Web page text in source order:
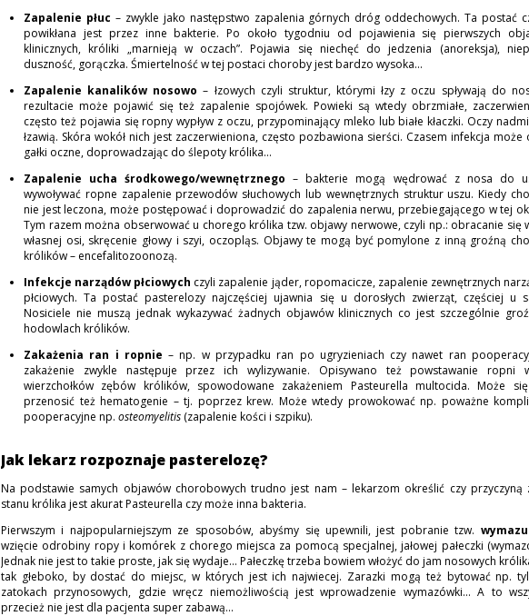
Zapalenie płuc – zwykle jako następstwo zapalenia górnych dróg oddechowych. Ta postać
powikłana jest przez inne bakterie. Po około tygodniu od pojawienia się pierwszych
klinicznych, króliki „marnieją w oczach”. Pojawia się niechęć do jedzenia (anoreksja),
duszność, gorączka. Śmiertelność w tej postaci choroby jest bardzo wysoka...
Zapalenie kanalików nosowo – łzowych czyli struktur, którymi łzy z oczu spływają do
rezultacie może pojawić się też zapalenie spojówek. Powieki są wtedy obrzmiałe,
często też pojawia się ropny wypływ z oczu, przypominający mleko lub białe kłaczki. Oczy
łzawią. Skóra wokół nich jest zaczerwieniona, często pozbawiona sierści. Czasem infekcja może
gałki oczne, doprowadzając do ślepoty królika...
Zapalenie ucha środkowego/wewnętrznego – bakterie mogą wędrować z nosa do
wywoływać ropne zapalenie przewodów słuchowych lub wewnętrznych struktur uszu. Kiedy
nie jest leczona, może postępować i doprowadzić do zapalenia nerwu, przebiegającego w tej
Tym razem można obserwować u chorego królika tzw. objawy nerwowe, czyli np.: obracanie się
własnej osi, skręcenie głowy i szyi, oczopląs. Objawy te mogą być pomylone z inną groźną
królików – encefalitozoonozą.
Infekcje narządów płciowych czyli zapalenie jąder, ropomacicze, zapalenie zewnętrznych
płciowych. Ta postać pasterelozy najczęściej ujawnia się u dorosłych zwierząt, częściej u
Nosiciele nie muszą jednak wykazywać żadnych objawów klinicznych co jest szczególnie
hodowlach królików.
Zakażenia ran i ropnie – np. w przypadku ran po ugryzieniach czy nawet ran
zakażenie zwykle następuje przez ich wylizywanie. Opisywano też powstawanie ropni
wierzchołków zębów królików, spowodowane zakażeniem Pasteurella multocida. Może
przenosić też hematogenie – tj. poprzez krew. Może wtedy prowokować np. poważne
pooperacyjne np. osteomyelitis (zapalenie kości i szpiku).
Jak lekarz rozpoznaje pasterelozę?
Na podstawie samych objawów chorobowych trudno jest nam – lekarzom określić czy przyczyną
stanu królika jest akurat Pasteurella czy może inna bakteria.
Pierwszym i najpopularniejszym ze sposobów, abyśmy się upewnili, jest pobranie tzw. wymazu
wzięcie odrobiny ropy i komórek z chorego miejsca za pomocą specjalnej, jałowej pałeczki
Jednak nie jest to takie proste, jak się wydaje... Pałeczkę trzeba bowiem włożyć do jam nosowych
tak głeboko, by dostać do miejsc, w których jest ich najwiecej. Zarazki mogą też bytować np.
zatokach przynosowych, gdzie wręcz niemożliwością jest wprowadzenie wymazówki... A to
przecież nie jest dla pacjenta super zabawą...